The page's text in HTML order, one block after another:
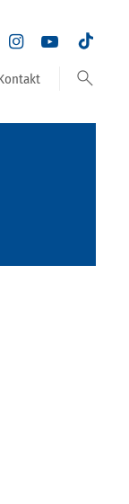
search